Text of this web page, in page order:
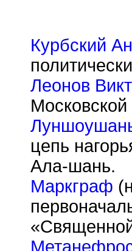
Курбский
Леонов
цепь
Ала-шань.
Маркграф